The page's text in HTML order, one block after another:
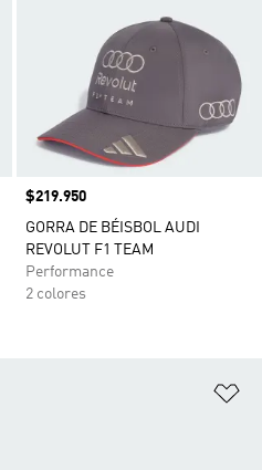
Precio
$219.950
GORRA DE BÉISBOL AUDI
REVOLUT F1 TEAM
Performance
2 colores